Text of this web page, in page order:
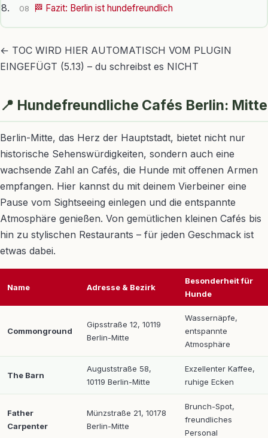
08 🏁 Fazit: Berlin ist hundefreundlich
← TOC WIRD HIER AUTOMATISCH VOM PLUGIN
EINGEFÜGT (5.13) – du schreibst es NICHT
📍 Hundefreundliche Cafés Berlin: Mitte
Berlin-Mitte, das Herz der Hauptstadt, bietet nicht nur
historische Sehenswürdigkeiten, sondern auch eine
wachsende Zahl an Cafés, die Hunde mit offenen Armen
empfangen. Hier kannst du mit deinem Vierbeiner eine
Pause vom Sightseeing einlegen und die entspannte
Atmosphäre genießen. Von gemütlichen kleinen Cafés bis
hin zu stylischen Restaurants – für jeden Geschmack ist
etwas dabei.
Name Adresse & Bezirk
Besonderheit für
Hunde
Commonground
Gipsstraße 12, 10119
Berlin-Mitte
Wassernäpfe,
entspannte
Atmosphäre
The Barn
Auguststraße 58,
10119 Berlin-Mitte
Exzellenter Kaffee,
ruhige Ecken
Father
Carpenter
Münzstraße 21, 10178
Berlin-Mitte
Brunch-Spot,
freundliches
Personal